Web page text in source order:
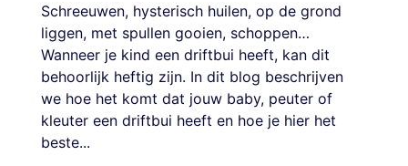
Schreeuwen, hysterisch huilen, op de grond
liggen, met spullen gooien, schoppen…
Wanneer je kind een driftbui heeft, kan dit
behoorlijk heftig zijn. In dit blog beschrijven
we hoe het komt dat jouw baby, peuter of
kleuter een driftbui heeft en hoe je hier het
beste...